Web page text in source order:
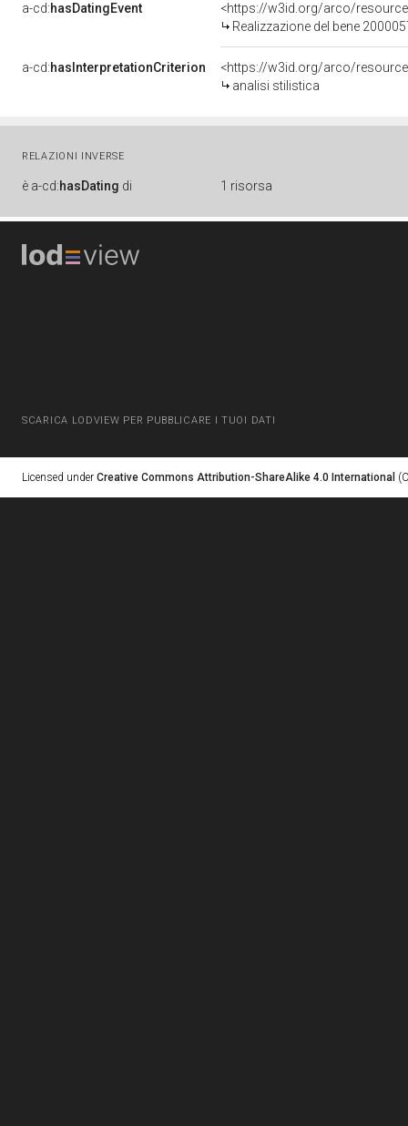
a-cd:hasDatingEvent
<https://w3id.org/arco/
Realizzazione del bene
a-cd:hasInterpretationCriterion
<https://w3id.org/arco/
analisi stilistica
RELAZIONI INVERSE
è a-cd:hasDating di 1 risorsa
SCARICA LODVIEW PER PUBBLICARE I TUOI DATI
Licensed under Creative Commons Attribution-ShareAlike 4.0 International